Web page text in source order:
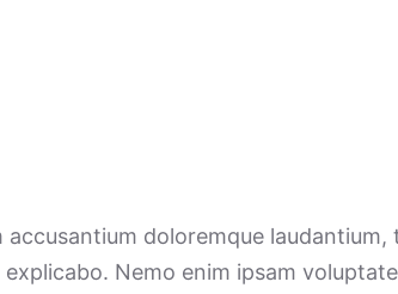
doloremque laudantium,
Nemo enim ipsam